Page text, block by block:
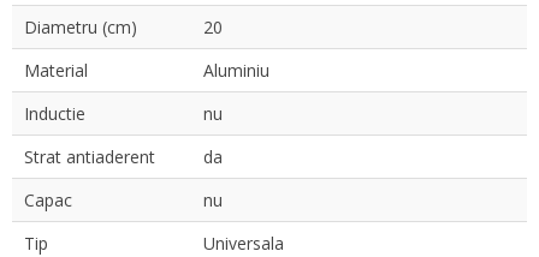
Diametru (cm)
20
Material
Aluminiu
Inductie
nu
Strat antiaderent
da
Capac
nu
Tip
Universala